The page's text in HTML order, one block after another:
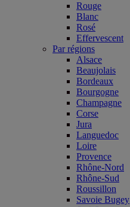
Rouge
Blanc
Rosé
Effervescent
Par régions
Alsace
Beaujolais
Bordeaux
Bourgogne
Champagne
Corse
Jura
Languedoc
Loire
Provence
Rhône-Nord
Rhône-Sud
Roussillon
Savoie Bugey